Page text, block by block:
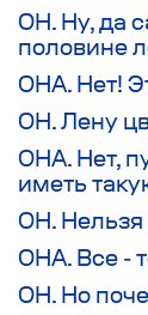
ОН. Ну, да
половине
ОНА. Нет!
ОН. Лену
ОНА. Нет,
иметь
ОН. Нельзя
ОНА. Все -
ОН. Но